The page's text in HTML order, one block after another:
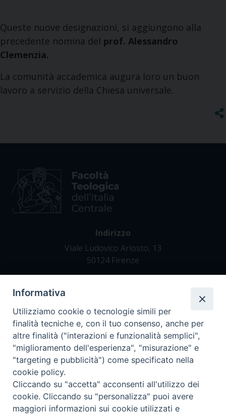
Queste nuove designazioni, si aggiungono alla
precedente nomina del prof. Alessandro
Clemenzia.
La comunità accademica augura loro un buon
lavoro a servizio della Chiesa universale.
Indirizzo
Viale Ludovico Ariosto, 13
50124 Firenze
Tel. +39 055 42 82 21
segreteria@teofir.it
www.teofir.it
Informativa
Utilizziamo cookie o tecnologie simili per
finalità tecniche e, con il tuo consenso, anche per
altre finalità ("interazioni e funzionalità semplici",
"miglioramento dell'esperienza", "misurazione" e
"targeting e pubblicità") come specificato nella
cookie policy.
Cliccando su "accetta" acconsenti all'utilizzo dei
cookie. Cliccando su "personalizza" puoi avere
maggiori informazioni sui cookie utilizzati e